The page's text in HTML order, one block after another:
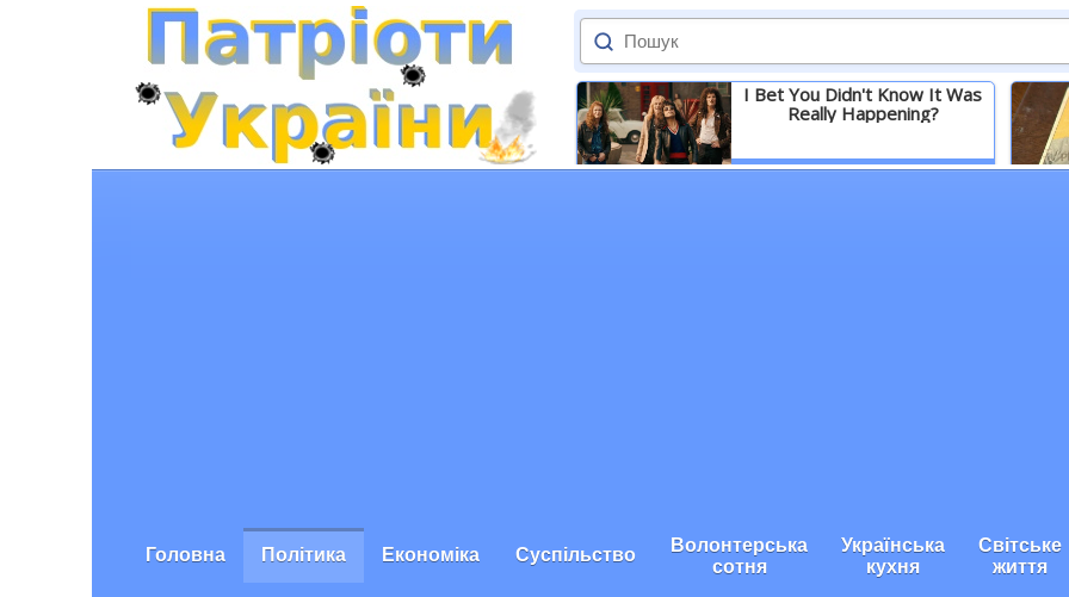
I Bet You Didn't Know It Was
Really Happening?
Детальніше
Головна Політика Економіка Суспільство Волонтерська
сотня
Українська
кухня
Світське
життя